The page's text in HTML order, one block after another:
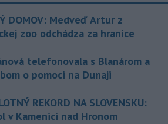
DOMOV: Medveď Artur z
zoo odchádza za hranice
telefonovala s Blanárom a
o pomoci na Dunaji
REKORD NA SLOVENSKU:
v Kamenici nad Hronom